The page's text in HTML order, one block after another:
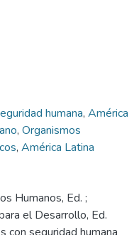
humana, América
, Organismos
, América Latina
Humanos, Ed. ;
el Desarrollo, Ed.